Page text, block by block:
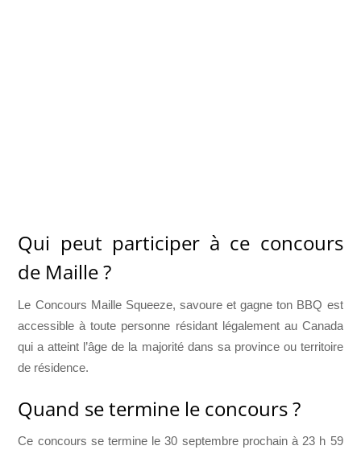
Qui peut participer à ce concours
de Maille ?
Le Concours Maille Squeeze, savoure et gagne ton BBQ est
accessible à toute personne résidant légalement au Canada
qui a atteint l’âge de la majorité dans sa province ou territoire
de résidence.
Quand se termine le concours ?
Ce concours se termine le 30 septembre prochain à 23 h 59